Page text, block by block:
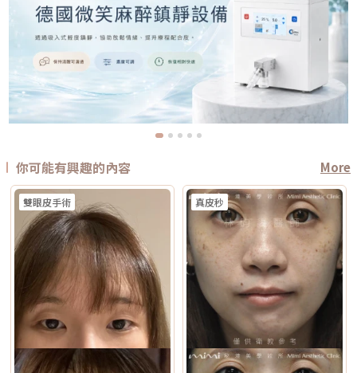
你可能有興趣的內容 More
雙眼皮手術 真皮秒